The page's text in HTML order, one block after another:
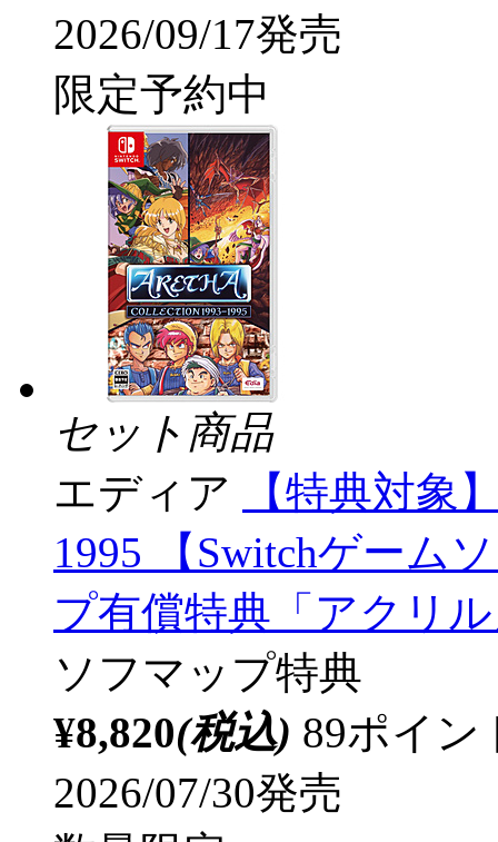
2026/09/17発売
限定予約中
セット商品
エディア
【特典対象
1995 【Switchゲーム
プ有償特典「アクリ
ソフマップ特典
¥8,820(税込) 89ポイ
2026/07/30発売